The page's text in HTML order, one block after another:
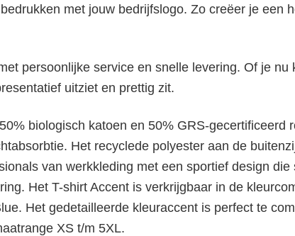
met jouw bedrijfslogo. Zo creëer je een
persoonlijke service en snelle levering. Of je
uitziet en prettig zit.
biologisch katoen en 50% GRS-gecertificeerd
Het recyclede polyester aan de
van werkkleding met een sportief design
Het T-shirt Accent is verkrijgbaar in de
Het gedetailleerde kleuraccent is perfect te
XS t/m 5XL.